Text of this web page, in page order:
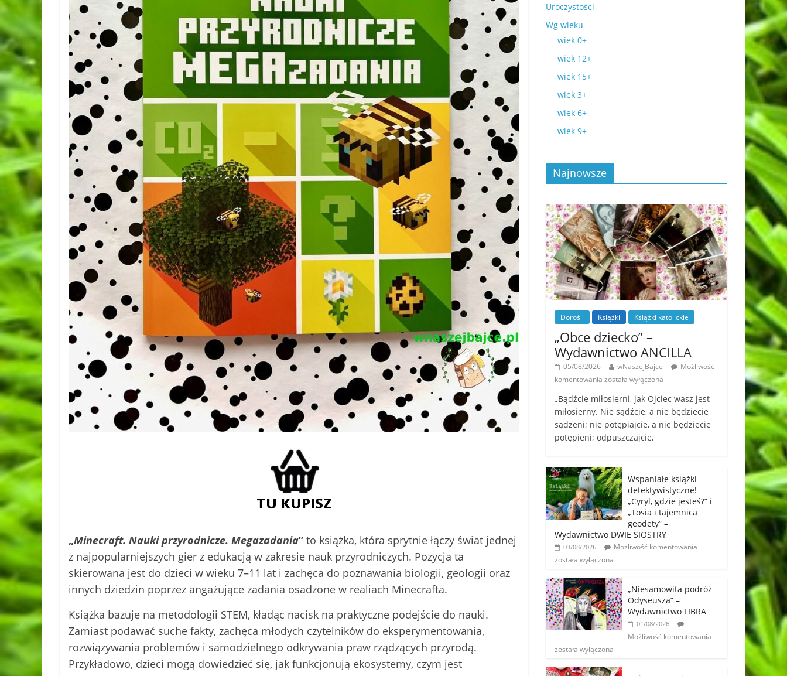
„Minecraft. Nauki przyrodnicze. Megazadania” to książka, która sprytnie łączy świat jednej
z najpopularniejszych gier z edukacją w zakresie nauk przyrodniczych. Pozycja ta
skierowana jest do dzieci w wieku 7–11 lat i zachęca do poznawania biologii, geologii oraz
innych dziedzin poprzez angażujące zadania osadzone w realiach Minecrafta.
Książka bazuje na metodologii STEM, kładąc nacisk na praktyczne podejście do nauki.
Zamiast podawać suche fakty, zachęca młodych czytelników do eksperymentowania,
rozwiązywania problemów i samodzielnego odkrywania praw rządzących przyrodą.
Przykładowo, dzieci mogą dowiedzieć się, jak funkcjonują ekosystemy, czym jest
Uroczystości
Wg wieku
wiek 0+
wiek 12+
wiek 15+
wiek 3+
wiek 6+
wiek 9+
Najnowsze
Dorośli Książki Książki katolickie
„Obce dziecko” –
Wydawnictwo ANCILLA
05/08/2026 wNaszejBajce
Możliwość
komentowania została wyłączona
„Bądźcie miłosierni, jak Ojciec wasz jest
miłosierny. Nie sądźcie, a nie będziecie
sądzeni; nie potępiajcie, a nie będziecie
potępieni; odpuszczajcie,
Wspaniałe książki
detektywistyczne!
„Cyryl, gdzie jesteś?” i
„Tosia i tajemnica
geodety” –
Wydawnictwo DWIE SIOSTRY
03/08/2026
Możliwość komentowania
została wyłączona
„Niesamowita podróż
Odyseusza” –
Wydawnictwo LIBRA
01/08/2026
Możliwość komentowania
została wyłączona